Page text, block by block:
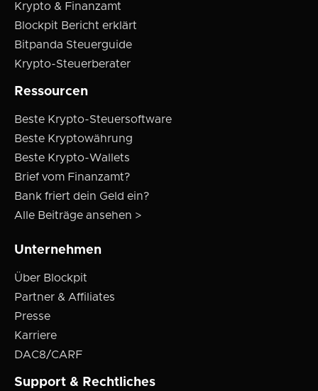
Krypto & Finanzamt
Blockpit Bericht erklärt
Bitpanda Steuerguide
Krypto-Steuerberater
Ressourcen
Beste Krypto-Steuersoftware
Beste Kryptowährung
Beste Krypto-Wallets
Brief vom Finanzamt?
Bank friert dein Geld ein?
Alle Beiträge ansehen >
Unternehmen
Über Blockpit
Partner & Affiliates
Presse
Karriere
DAC8/CARF
Support & Rechtliches